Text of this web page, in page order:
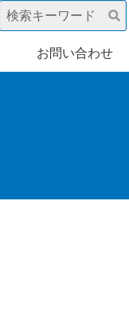
お問い合わせ